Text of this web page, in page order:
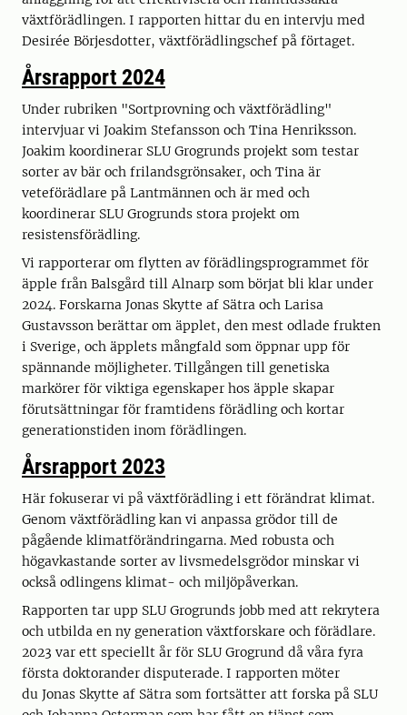
växtförädlingen. I rapporten hittar du en intervju med
Desirée Börjesdotter, växtförädlingschef på förtaget.
Årsrapport 2024
Under rubriken "Sortprovning och växtförädling"
intervjuar vi Joakim Stefansson och Tina Henriksson.
Joakim koordinerar SLU Grogrunds projekt som testar
sorter av bär och frilandsgrönsaker, och Tina är
veteförädlare på Lantmännen och är med och
koordinerar SLU Grogrunds stora projekt om
resistensförädling.
Vi rapporterar om flytten av förädlingsprogrammet för
äpple från Balsgård till Alnarp som börjat bli klar under
2024. Forskarna Jonas Skytte af Sätra och Larisa
Gustavsson berättar om äpplet, den mest odlade frukten
i Sverige, och äpplets mångfald som öppnar upp för
spännande möjligheter. Tillgången till genetiska
markörer för viktiga egenskaper hos äpple skapar
förutsättningar för framtidens förädling och kortar
generationstiden inom förädlingen.
Årsrapport 2023
Här fokuserar vi på växtförädling i ett förändrat klimat.
Genom växtförädling kan vi anpassa grödor till de
pågående klimatförändringarna. Med robusta och
högavkastande sorter av livsmedelsgrödor minskar vi
också odlingens klimat- och miljöpåverkan.
Rapporten tar upp SLU Grogrunds jobb med att rekrytera
och utbilda en ny generation växtforskare och förädlare.
2023 var ett speciellt år för SLU Grogrund då våra fyra
första doktorander disputerade. I rapporten möter
du Jonas Skytte af Sätra som fortsätter att forska på SLU